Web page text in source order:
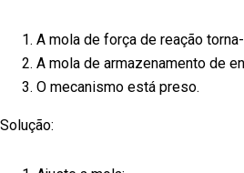
A mola de força de reação
A mola de armazenamento de
O mecanismo está preso.
Solução: